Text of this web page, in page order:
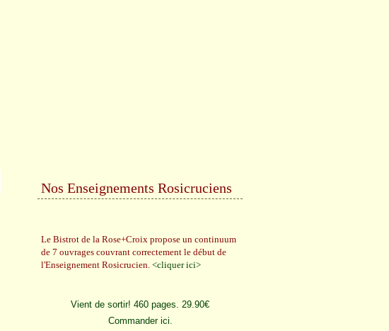
Nos Enseignements Rosicruciens
Le Bistrot de la Rose+Croix propose un continuum
de 7 ouvrages couvrant correctement le début de
l'Enseignement Rosicrucien. <cliquer ici>
Vient de sortir! 460 pages. 29.90€
Commander ici.